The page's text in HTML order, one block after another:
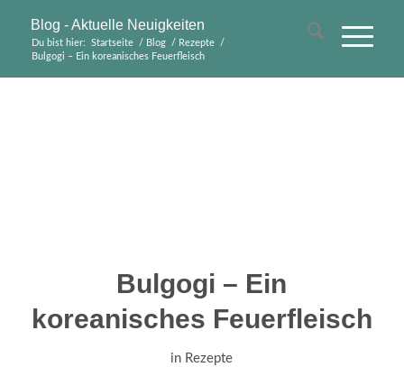
Blog - Aktuelle Neuigkeiten
Du bist hier: Startseite / Blog / Rezepte
/
Bulgogi – Ein koreanisches Feuerfleisch
Bulgogi – Ein
koreanisches Feuerfleisch
in Rezepte